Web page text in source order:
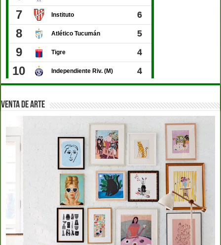
VENTA DE ARTE